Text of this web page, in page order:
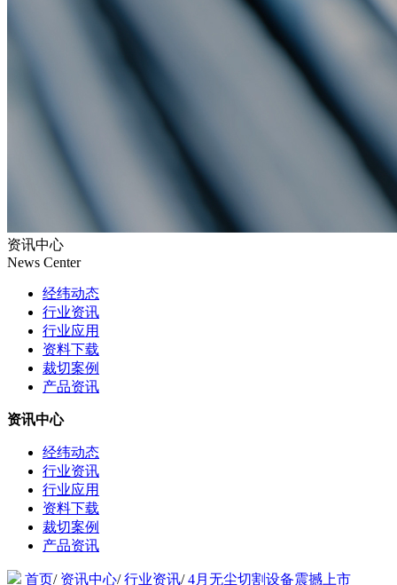
资讯中心
News Center
经纬动态
行业资讯
行业应用
资料下载
裁切案例
产品资讯
资讯中心
经纬动态
行业资讯
行业应用
资料下载
裁切案例
产品资讯
首页/ 资讯中心/行业资讯/4月无尘切割设备震撼上市